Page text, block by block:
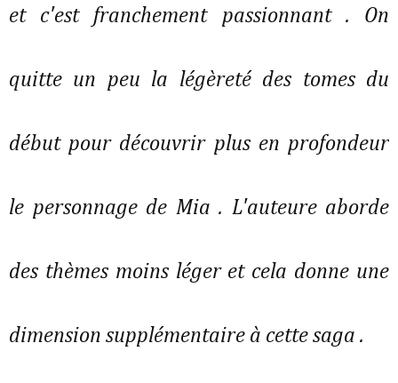
et c'est franchement passionnant . On
quitte un peu la légèreté des tomes du
début pour découvrir plus en profondeur
le personnage de Mia . L'auteure aborde
des thèmes moins léger et cela donne une
dimension supplémentaire à cette saga .